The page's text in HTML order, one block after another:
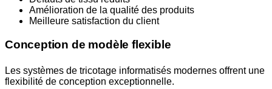
Amélioration de la qualité des produits
Meilleure satisfaction du client
Conception de modèle flexible
Les systèmes de tricotage informatisés modernes offrent une
flexibilité de conception exceptionnelle.